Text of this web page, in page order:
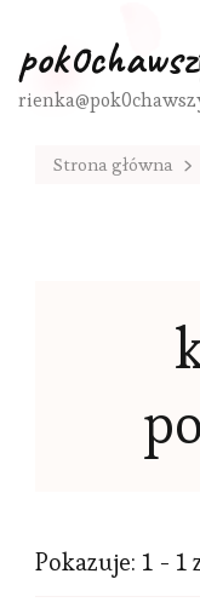
Strona główna
Pokazuje: 1 - 1